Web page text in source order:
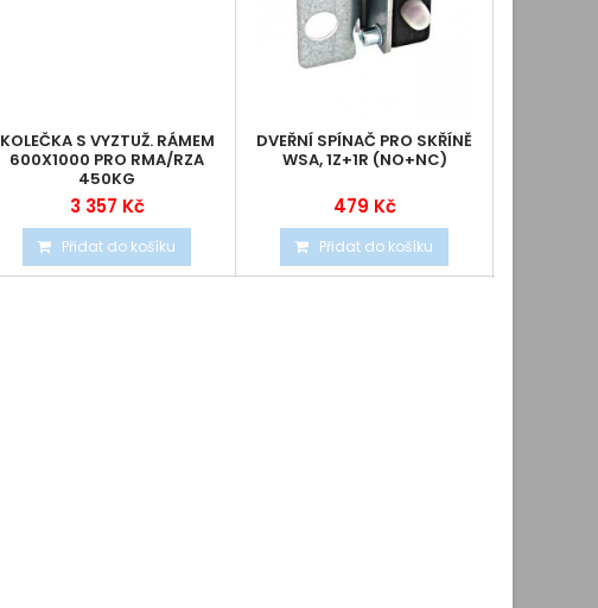
KOLEČKA S VYZTUŽ. RÁMEM
600X1000 PRO RMA/RZA
450KG
3 357 Kč
Přidat do košíku
DVEŘNÍ SPÍNAČ PRO SKŘÍNĚ
WSA, 1Z+1R (NO+NC)
479 Kč
Přidat do košíku